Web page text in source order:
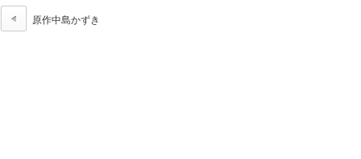
原作中島かずき